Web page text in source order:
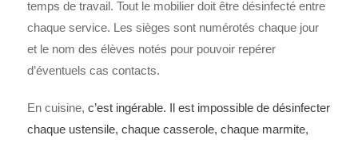
temps de travail. Tout le mobilier doit être désinfecté entre
chaque service. Les sièges sont numérotés chaque jour
et le nom des élèves notés pour pouvoir repérer
d’éventuels cas contacts.
En cuisine,c’est ingérable. Il est impossible de désinfecter
chaque ustensile, chaque casserole, chaque marmite,